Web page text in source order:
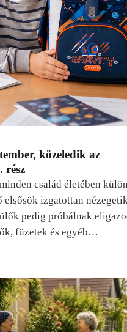
közeledik az
rész
család életében
elsősök izgatottan
pedig próbálnak
füzetek és egyéb…